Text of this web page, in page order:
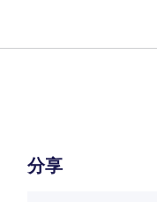
分享